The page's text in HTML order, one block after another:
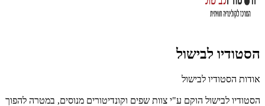
הסטודיו לבישול
אודות הסטודיו לבישול
הסטודיו לבישול הוקם ע"י צוות שפים וקונדיטורים מנוסים, במטרה להפוך